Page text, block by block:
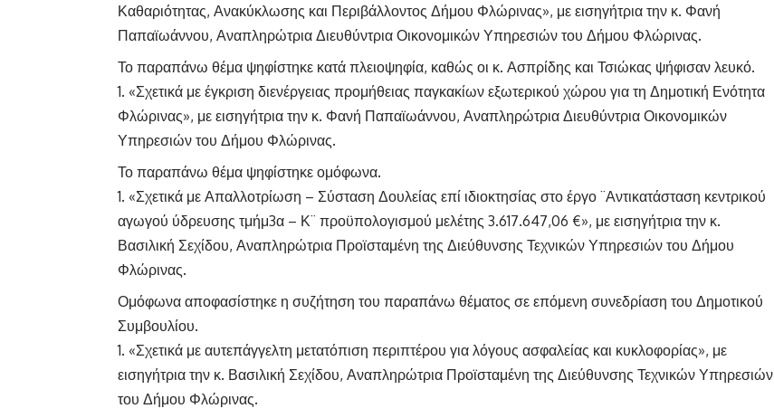
Καθαριότητας, Ανακύκλωσης και Περιβάλλοντος Δήμου Φλώρινας», με εισηγήτρια την κ. Φανή
Παπαϊωάννου, Αναπληρώτρια Διευθύντρια Οικονομικών Υπηρεσιών του Δήμου Φλώρινας.
Το παραπάνω θέμα ψηφίστηκε κατά πλειοψηφία, καθώς οι κ. Ασπρίδης και Τσιώκας ψήφισαν λευκό.
«Σχετικά με έγκριση διενέργειας προμήθειας παγκακίων εξωτερικού χώρου για τη Δημοτική Ενότητα
Φλώρινας», με εισηγήτρια την κ. Φανή Παπαϊωάννου, Αναπληρώτρια Διευθύντρια Οικονομικών
Υπηρεσιών του Δήμου Φλώρινας.
Το παραπάνω θέμα ψηφίστηκε ομόφωνα.
«Σχετικά με Απαλλοτρίωση – Σύσταση Δουλείας επί ιδιοκτησίας στο έργο ¨Αντικατάσταση κεντρικού
αγωγού ύδρευσης τμήμ3α – Κ¨ προϋπολογισμού μελέτης 3.617.647,06 €», με εισηγήτρια την κ.
Βασιλική Σεχίδου, Αναπληρώτρια Προϊσταμένη της Διεύθυνσης Τεχνικών Υπηρεσιών του Δήμου
Φλώρινας.
Ομόφωνα αποφασίστηκε η συζήτηση του παραπάνω θέματος σε επόμενη συνεδρίαση του Δημοτικού
Συμβουλίου.
«Σχετικά με αυτεπάγγελτη μετατόπιση περιπτέρου για λόγους ασφαλείας και κυκλοφορίας», με
εισηγήτρια την κ. Βασιλική Σεχίδου, Αναπληρώτρια Προϊσταμένη της Διεύθυνσης Τεχνικών Υπηρεσιών
του Δήμου Φλώρινας.